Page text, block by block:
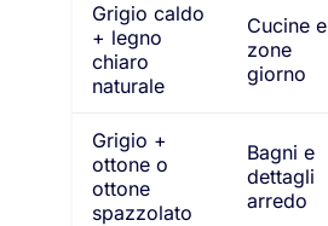
Grigio caldo
+ legno
chiaro
naturale
Cucine e
zone
giorno
Grigio +
ottone o
ottone
spazzolato
Bagni e
dettagli
arredo